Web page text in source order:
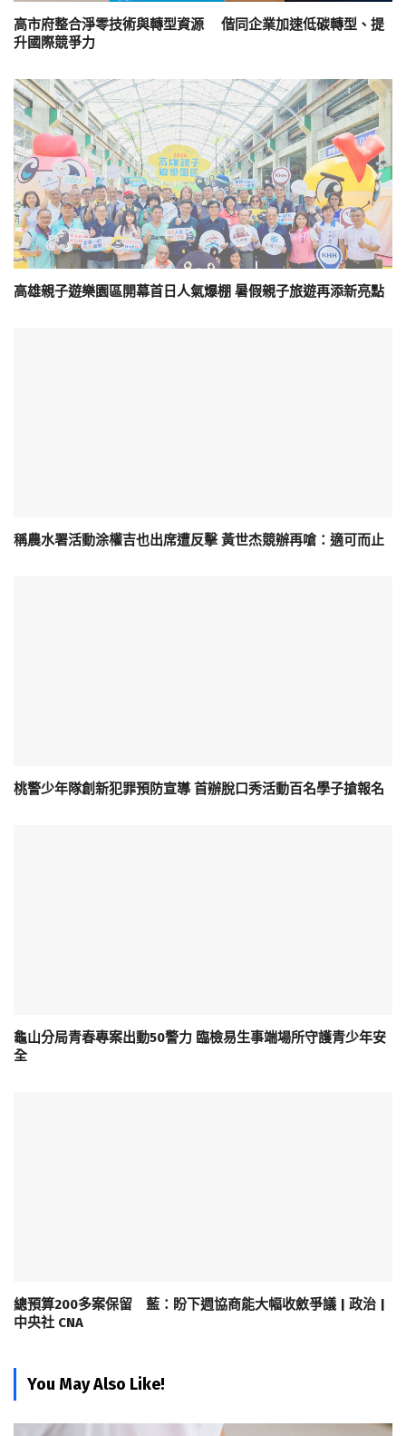
高市府整合淨零技術與轉型資源 偕同企業加速低碳轉型、提
升國際競爭力
高雄親子遊樂園區開幕首日人氣爆棚 暑假親子旅遊再添新亮點
稱農水署活動涂權吉也出席遭反擊 黃世杰競辦再嗆：適可而止
桃警少年隊創新犯罪預防宣導 首辦脫口秀活動百名學子搶報名
龜山分局青春專案出動50警力 臨檢易生事端場所守護青少年安
全
總預算200多案保留 藍：盼下週協商能大幅收斂爭議 | 政治 |
中央社 CNA
You May Also Like!